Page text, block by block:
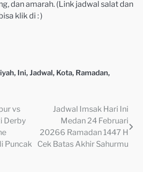
dan amarah. (Link jadwal salat dan
klik di : )
, Ini, Jadwal, Kota, Ramadan,
vs
Derby
Puncak
Jadwal Imsak Hari Ini
Medan 24 Februari
20266 Ramadan 1447 H
Cek Batas Akhir Sahurmu